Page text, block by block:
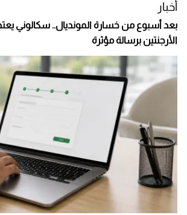
أخبار
بعد أسبوع من خسارة المونديال.. سكالوني
الأرجنتين برسالة مؤثرة